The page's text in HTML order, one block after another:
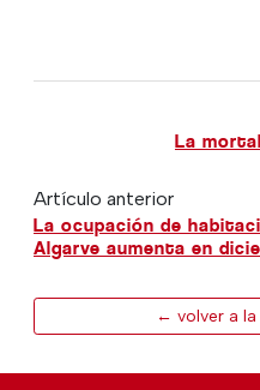
La
Artículo anterior
La ocupación de
Algarve aumenta en
← volver a